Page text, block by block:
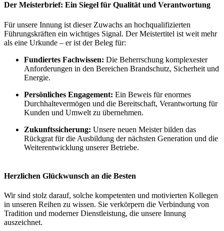
Der Meisterbrief: Ein Siegel für Qualität und Verantwortung
Für unsere Innung ist dieser Zuwachs an hochqualifizierten
Führungskräften ein wichtiges Signal. Der Meistertitel ist weit mehr
als eine Urkunde – er ist der Beleg für:
Fundiertes Fachwissen: Die Beherrschung komplexester
Anforderungen in den Bereichen Brandschutz, Sicherheit und
Energie.
Persönliches Engagement: Ein Beweis für enormes
Durchhaltevermögen und die Bereitschaft, Verantwortung für
Kunden und Umwelt zu übernehmen.
Zukunftssicherung: Unsere neuen Meister bilden das
Rückgrat für die Ausbildung der nächsten Generation und die
Weiterentwicklung unserer Betriebe.
Herzlichen Glückwunsch an die Besten
Wir sind stolz darauf, solche kompetenten und motivierten Kollegen
in unseren Reihen zu wissen. Sie verkörpern die Verbindung von
Tradition und moderner Dienstleistung, die unsere Innung
auszeichnet.